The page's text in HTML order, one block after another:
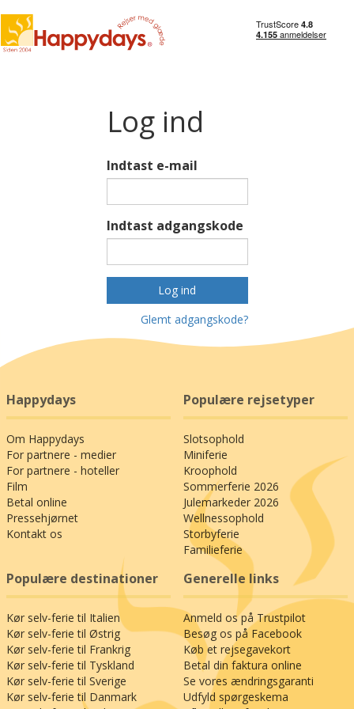
Log ind
Indtast e-mail
Indtast adgangskode
Log ind
Glemt adgangskode?
Happydays
Om Happydays
For partnere - medier
For partnere - hoteller
Film
Betal online
Pressehjørnet
Kontakt os
Populære rejsetyper
Slotsophold
Miniferie
Kroophold
Sommerferie 2026
Julemarkeder 2026
Wellnessophold
Storbyferie
Familieferie
Populære destinationer
Kør selv-ferie til Italien
Kør selv-ferie til Østrig
Kør selv-ferie til Frankrig
Kør selv-ferie til Tyskland
Kør selv-ferie til Sverige
Kør selv-ferie til Danmark
Generelle links
Anmeld os på Trustpilot
Besøg os på Facebook
Køb et rejsegavekort
Betal din faktura online
Se vores ændringsgaranti
Udfyld spørgeskema